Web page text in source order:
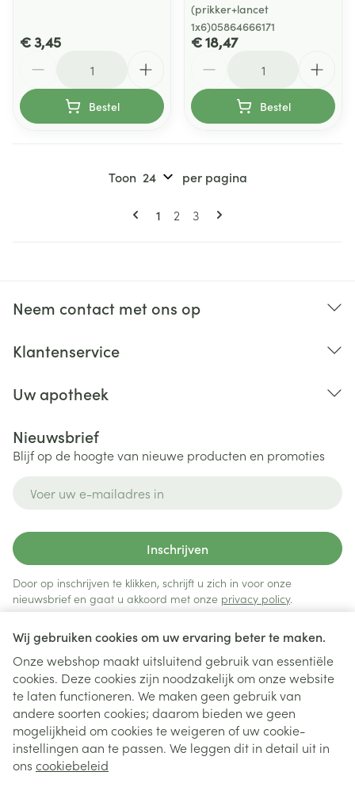
Wij gebruiken cookies om uw ervaring beter te maken.
Onze webshop maakt uitsluitend gebruik van essentiële
cookies. Deze cookies zijn noodzakelijk om onze website
te laten functioneren. We maken geen gebruik van
andere soorten cookies; daarom bieden we geen
mogelijkheid om cookies te weigeren of uw cookie-
instellingen aan te passen. We leggen dit in detail uit in
ons cookiebeleid
€ 3,45
Bestel
(prikker+lancet
1x6)05864666171
€ 18,47
Bestel
Pagina's
U lees momenteel pagina
1 Pagina
2 Pagina
3
Toon per pagina
Neem contact met ons op
Klantenservice
Uw apotheek
Nieuwsbrief
Blijf op de hoogte van nieuwe producten en promoties
Inschrijven
Door op inschrijven te klikken, schrijft u zich in voor onze
nieuwsbrief en gaat u akkoord met onze privacy policy.
Juridische links